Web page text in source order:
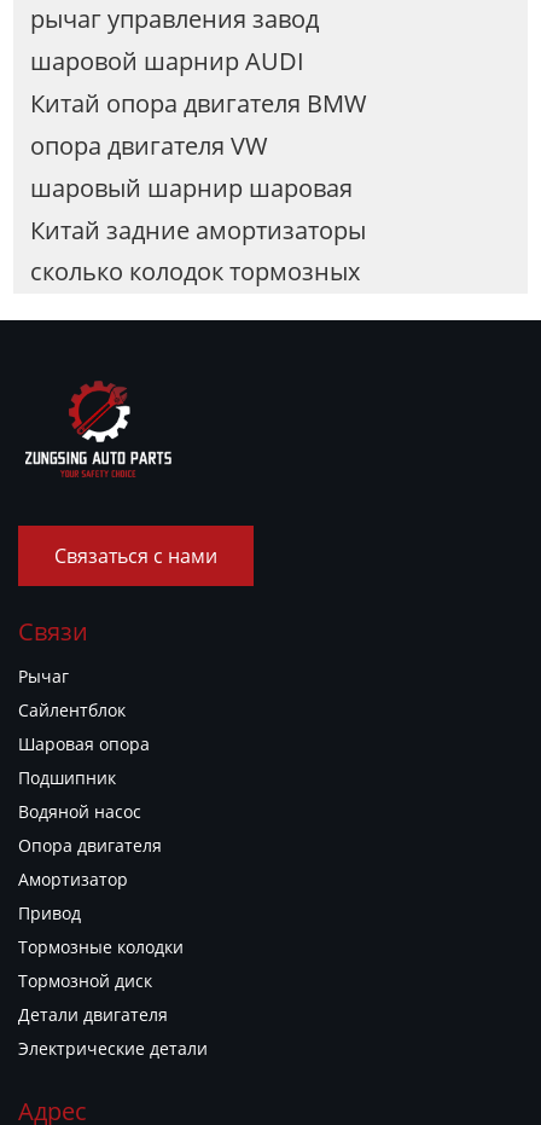
рычаг управления завод
шаровой шарнир AUDI
Китай опора двигателя BMW
опора двигателя VW
шаровый шарнир шаровая
Китай задние амортизаторы
сколько колодок тормозных
Связаться с нами
Связи
Рычаг
Сайлентблок
Шаровая опора
Подшипник
Водяной насос
Опора двигателя
Амортизатор
Привод
Тормозные колодки
Тормозной диск
Детали двигателя
Электрические детали
Адрес